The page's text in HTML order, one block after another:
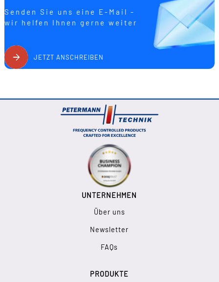
Senden Sie uns eine E-Mail -
wir helfen Ihnen gerne weiter
JETZT ANSCHREIBEN
UNTERNEHMEN
Über uns
Newsletter
FAQs
PRODUKTE